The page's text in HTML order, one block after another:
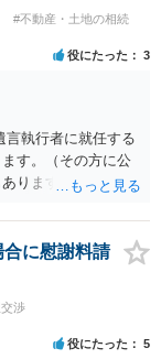
と などを記載した
す。
#不動産・土地の相続
役にたった 3
言執行者に就任する
す。（その方に公
ります） 事前に了
たときの報酬だけ、
、法務局に預けた自
可能性 ⇒自筆の遺言
書の有無を照会す
遺言の存在を親族
なかったものにす
に慰謝料請
渉
役にたった 5